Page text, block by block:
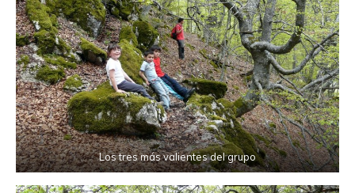
Los tres más valientes del grupo